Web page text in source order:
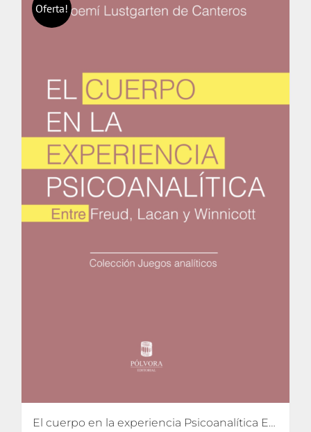
Oferta!
El cuerpo en la experiencia Psicoanalítica Entre Freud, Lacan y Winnicott